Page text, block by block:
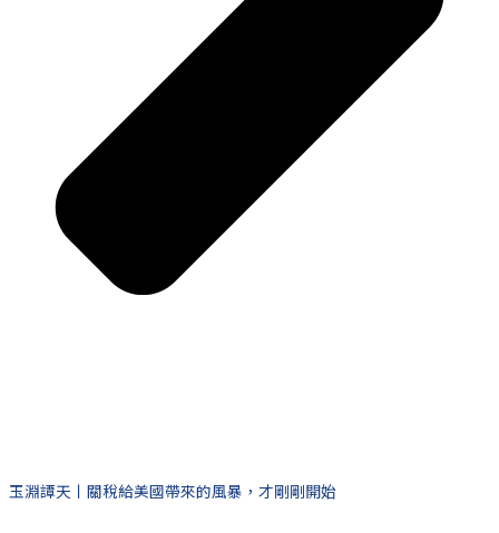
玉淵譚天丨關稅給美國帶來的風暴，才剛剛開始